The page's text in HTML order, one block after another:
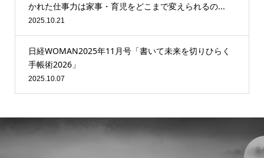
かれた仕事力は家事・育児をどこまで変えられるの...
2025.10.21
日経WOMAN2025年11月号「書いて未来を切りひらく
手帳術2026」
2025.10.07